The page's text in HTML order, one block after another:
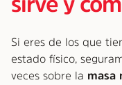
Si eres de los que
estado físico,
veces sobre la masa